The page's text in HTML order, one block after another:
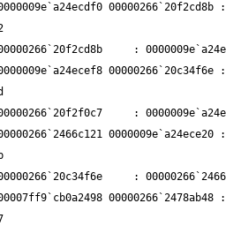
00000266`20f2cd8b :
:
00000266`20c34f6e :
:
0000009e`a24ece20 :
:
00000266`2478ab48 :